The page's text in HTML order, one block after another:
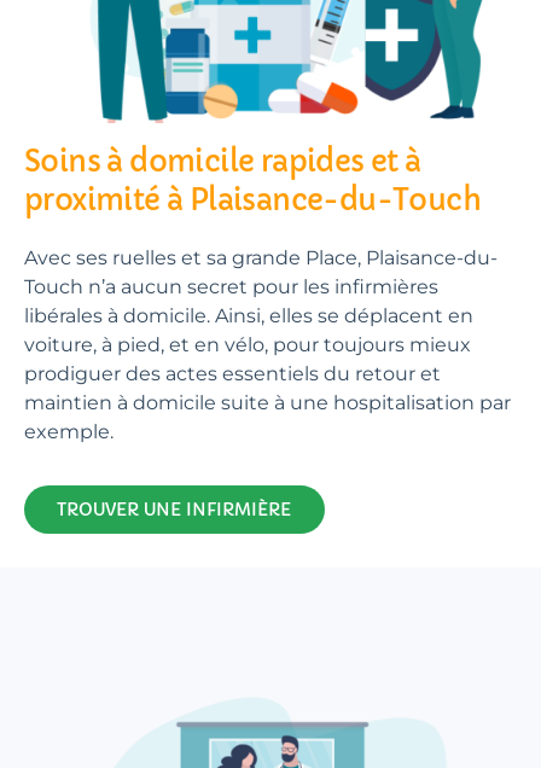
Soins à domicile rapides et à
proximité à Plaisance-du-Touch
Avec ses ruelles et sa grande Place, Plaisance-du-
Touch n’a aucun secret pour les infirmières
libérales à domicile. Ainsi, elles se déplacent en
voiture, à pied, et en vélo, pour toujours mieux
prodiguer des actes essentiels du retour et
maintien à domicile suite à une hospitalisation par
exemple.
TROUVER UNE INFIRMIÈRE